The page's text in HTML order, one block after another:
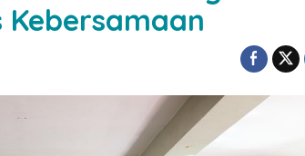
Kebersamaan